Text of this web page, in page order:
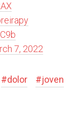
7, 2022
#dolor #joven